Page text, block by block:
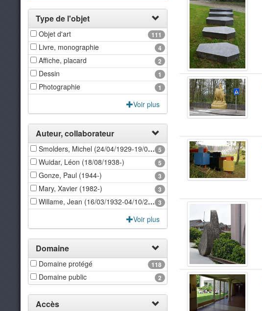
Type de l'objet
111
Objet d'art
4
Livre, monographie
2
Affiche, placard
1
Dessin
1
Photographie
Voir plus
Auteur, collaborateur
5
Smolders, Michel (24/04/1929-19/07/2015)
5
Wuidar, Léon (18/08/1938-)
3
Gonze, Paul (1944-)
3
Mary, Xavier (1982-)
3
Willame, Jean (16/03/1932-04/10/2014)
Voir plus
Domaine
118
Domaine protégé
2
Domaine public
Accès